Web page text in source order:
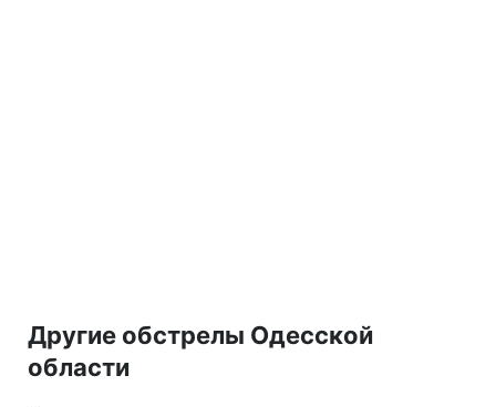
Другие обстрелы Одесской
области